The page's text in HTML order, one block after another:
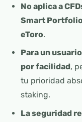
No aplica a
Smart
eToro.
Para un
por facilidad,
tu prioridad
staking.
La seguridad